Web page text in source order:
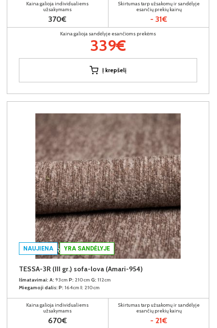
Kaina galioja individualiems
užsakymams
370€
Skirtumas tarp užsakomų ir sandėlyje
esančių prekių kainų
- 31€
Kaina galioja sandėlyje esančioms prekėms
339€
Į krepšelį
NAUJIENA YRA SANDĖLYJE
TESSA-3R (III gr.) sofa-lova (Amari-954)
Išmatavimai: A: 93cm P: 210cm G: 112cm
Miegamoji dalis: P: 164cm I: 210cm
Kaina galioja individualiems
užsakymams
670€
Skirtumas tarp užsakomų ir sandėlyje
esančių prekių kainų
- 21€